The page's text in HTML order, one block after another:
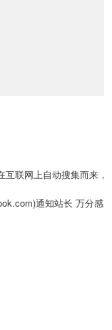
联网上自动搜集而来，
通知站长 万分感